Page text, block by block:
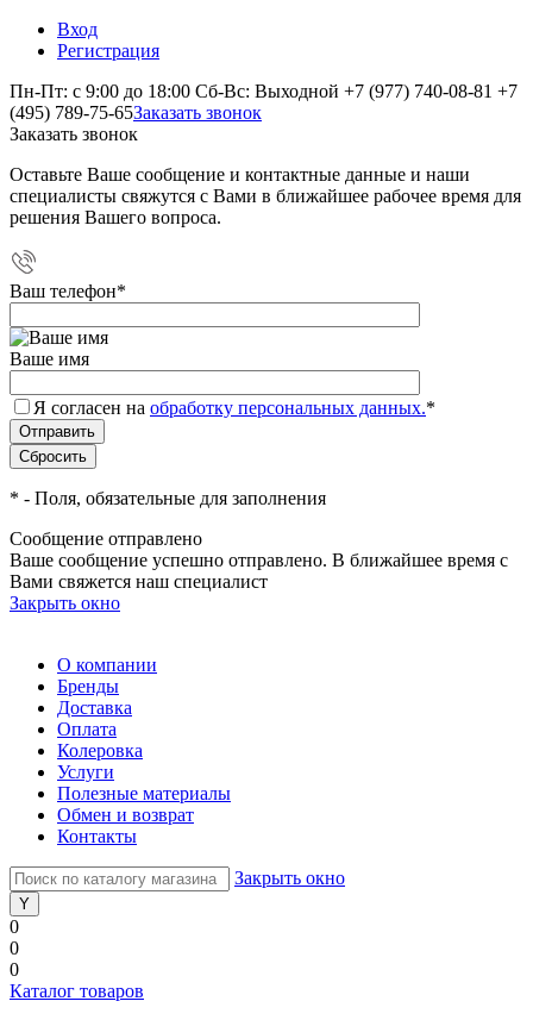
Вход
Регистрация
Пн-Пт: с 9:00 до 18:00 Сб-Вс: Выходной +7 (977) 740-08-81 +7
(495) 789-75-65Заказать звонок
Заказать звонок
Оставьте Ваше сообщение и контактные данные и наши
специалисты свяжутся с Вами в ближайшее рабочее время для
решения Вашего вопроса.
Ваш телефон*
Ваше имя
Я согласен на обработку персональных данных.*
* - Поля, обязательные для заполнения
Сообщение отправлено
Ваше сообщение успешно отправлено. В ближайшее время с
Вами свяжется наш специалист
Закрыть окно
О компании
Бренды
Доставка
Оплата
Колеровка
Услуги
Полезные материалы
Обмен и возврат
Контакты
Закрыть окно
0
0
0
Каталог товаров